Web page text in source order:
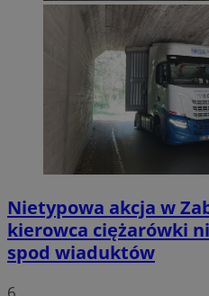
Nietypowa akcja w
kierowca ciężarówki
spod wiaduktów
6